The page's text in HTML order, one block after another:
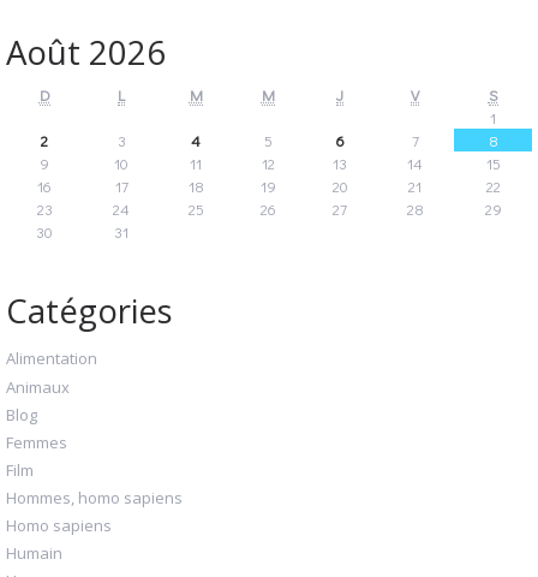
Août 2026
D L M M J V
S
1
2
3 4 5 6 7
8
9
10 11 12 13 14
15
16
17 18 19 20 21
22
23
24 25 26 27 28
29
30
31
Catégories
Alimentation
Animaux
Blog
Femmes
Film
Hommes, homo sapiens
Homo sapiens
Humain